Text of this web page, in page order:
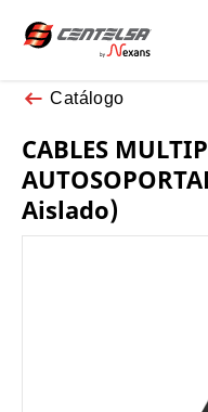
Catálogo
CABLES
Aislado)